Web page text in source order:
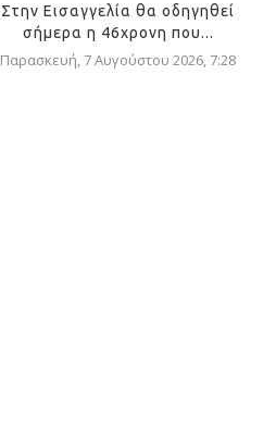
Στην Εισαγγελία θα οδηγηθεί
σήμερα η 46χρονη που...
Παρασκευή, 7 Αυγούστου 2026, 7:28